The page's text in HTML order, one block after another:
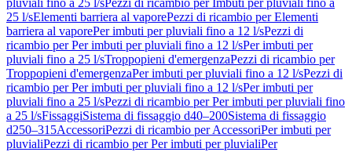
pluviali fino a 25 l/sPezzi di ricambio per Imbuti per pluviali fino a
25 l/sElementi barriera al vaporePezzi di ricambio per Elementi
barriera al vaporePer imbuti per pluviali fino a 12 l/sPezzi di
ricambio per Per imbuti per pluviali fino a 12 l/sPer imbuti per
pluviali fino a 25 l/sTroppopieni d'emergenzaPezzi di ricambio per
Troppopieni d'emergenzaPer imbuti per pluviali fino a 12 l/sPezzi di
ricambio per Per imbuti per pluviali fino a 12 l/sPer imbuti per
pluviali fino a 25 l/sPezzi di ricambio per Per imbuti per pluviali fino
a 25 l/sFissaggiSistema di fissaggio d40–200Sistema di fissaggio
d250–315AccessoriPezzi di ricambio per AccessoriPer imbuti per
pluvialiPezzi di ricambio per Per imbuti per pluvialiPer